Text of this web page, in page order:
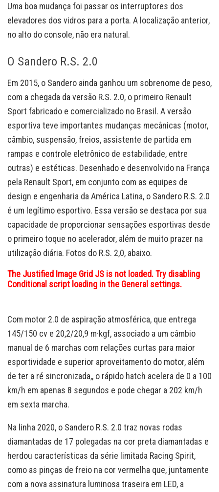
Uma boa mudança foi passar os interruptores dos
elevadores dos vidros para a porta. A localização anterior,
no alto do console, não era natural.
O Sandero R.S. 2.0
Em 2015, o Sandero ainda ganhou um sobrenome de peso,
com a chegada da versão R.S. 2.0, o primeiro Renault
Sport fabricado e comercializado no Brasil. A versão
esportiva teve importantes mudanças mecânicas (motor,
câmbio, suspensão, freios, assistente de partida em
rampas e controle eletrônico de estabilidade, entre
outras) e estéticas. Desenhado e desenvolvido na França
pela Renault Sport, em conjunto com as equipes de
design e engenharia da América Latina, o Sandero R.S. 2.0
é um legítimo esportivo. Essa versão se destaca por sua
capacidade de proporcionar sensações esportivas desde
o primeiro toque no acelerador, além de muito prazer na
utilização diária. Fotos do R.S. 2,0, abaixo.
The Justified Image Grid JS is not loaded. Try disabling
Conditional script loading in the General settings.
Com motor 2.0 de aspiração atmosférica, que entrega
145/150 cv e 20,2/20,9 m·kgf, associado a um câmbio
manual de 6 marchas com relações curtas para maior
esportividade e superior aproveitamento do motor, além
de ter a ré sincronizada,, o rápido hatch acelera de 0 a 100
km/h em apenas 8 segundos e pode chegar a 202 km/h
em sexta marcha.
Na linha 2020, o Sandero R.S. 2.0 traz novas rodas
diamantadas de 17 polegadas na cor preta diamantadas e
herdou características da série limitada Racing Spirit,
como as pinças de freio na cor vermelha que, juntamente
com a nova assinatura luminosa traseira em LED, a